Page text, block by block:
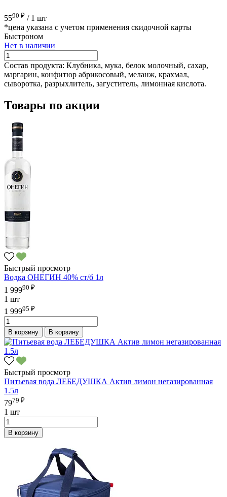
5590 ₽ / 1 шт
*цена указана с учетом применения скидочной карты
Быстроном
Нет в наличии
Состав продукта: Клубника, мука, белок молочный, сахар,
маргарин, конфитюр абрикосовый, меланж, крахмал,
сыворотка, разрыхлитель, загуститель, лимонная кислота.
Товары по акции
Быстрый просмотр
Водка ОНЕГИН 40% ст/б 1л
1 99990 ₽
1 шт
1 99995 ₽
В корзину В корзину
Быстрый просмотр
Питьевая вода ЛЕБЕДУШКА Актив лимон негазированная
1.5л
7979 ₽
1 шт
В корзину